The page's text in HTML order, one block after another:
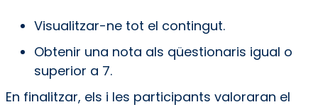
Visualitzar-ne tot el contingut.
Obtenir una nota als qüestionaris igual o
superior a 7.
En finalitzar, els i les participants valoraran el